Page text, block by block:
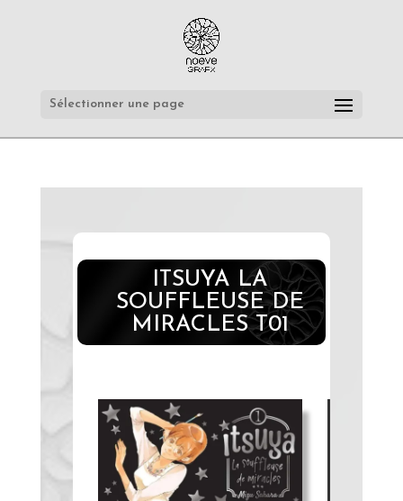
Sélectionner une page
ITSUYA LA
SOUFFLEUSE DE
MIRACLES T01